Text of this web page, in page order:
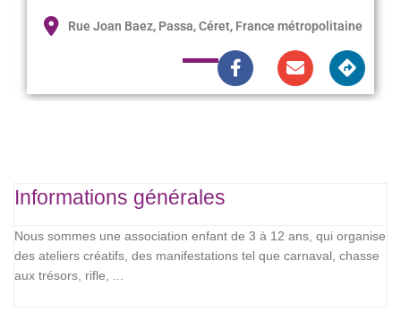
Rue Joan Baez, Passa, Céret, France métropolitaine
Informations générales
Nous sommes une association enfant de 3 à 12 ans, qui organise
des ateliers créatifs, des manifestations tel que carnaval, chasse
aux trésors, rifle, ...